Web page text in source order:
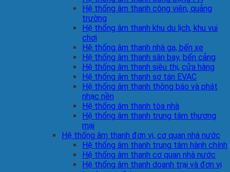
Hệ thống âm thanh công viên, quảng
trường
Hệ thống âm thanh khu du lịch, khu vui
chơi
Hệ thống âm thanh nhà ga, bến xe
Hệ thống âm thanh sân bay, bến cảng
Hệ thống âm thanh siêu thị, cửa hàng
Hệ thống âm thanh sơ tán EVAC
Hệ thống âm thanh thông báo và phát
nhạc nền
Hệ thống âm thanh tòa nhà
Hệ thống âm thanh trung tâm thương
mại
Hệ thống âm thanh đơn vị, cơ quan nhà nước
Hệ thống âm thanh trung tâm hành chính
Hệ thống âm thanh cơ quan nhà nước
Hệ thống âm thanh doanh trại và đơn vị